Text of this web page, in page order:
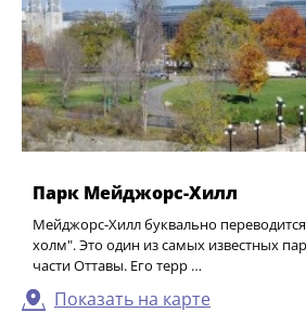
Парк Мейджорс-Хилл
Мейджорс-Хилл буквально
холм". Это один из самых известных
части Оттавы. Его терр …
Показать на карте